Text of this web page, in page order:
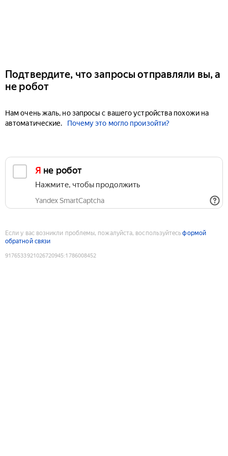
Подтвердите, что запросы отправляли вы, а
не робот
Нам очень жаль, но запросы с вашего устройства похожи на
автоматические.
Почему это могло произойти?
Я не робот
Нажмите, чтобы продолжить
Yandex SmartCaptcha
Если у вас возникли проблемы, пожалуйста, воспользуйтесьформой
обратной связи
9176533921026720945:1786008452